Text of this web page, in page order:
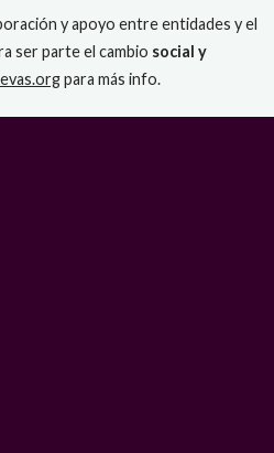
y apoyo entre entidades y el
ser parte el cambio social y
para más info.